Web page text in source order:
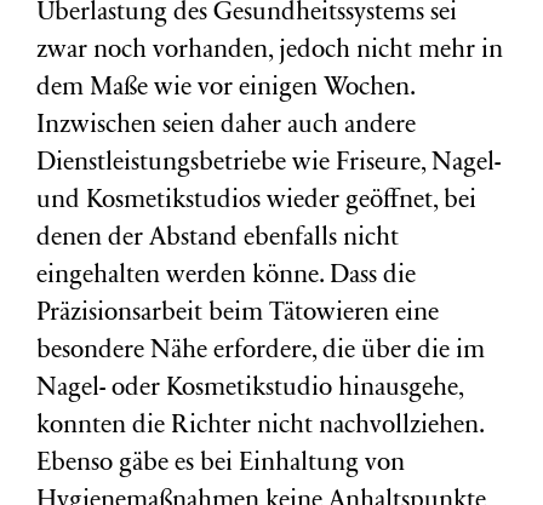
Überlastung des Gesundheitssystems sei
zwar noch vorhanden, jedoch nicht mehr in
dem Maße wie vor einigen Wochen.
Inzwischen seien daher auch andere
Dienstleistungsbetriebe wie Friseure, Nagel-
und Kosmetikstudios wieder geöffnet, bei
denen der Abstand ebenfalls nicht
eingehalten werden könne. Dass die
Präzisionsarbeit beim Tätowieren eine
besondere Nähe erfordere, die über die im
Nagel- oder Kosmetikstudio hinausgehe,
konnten die Richter nicht nachvollziehen.
Ebenso gäbe es bei Einhaltung von